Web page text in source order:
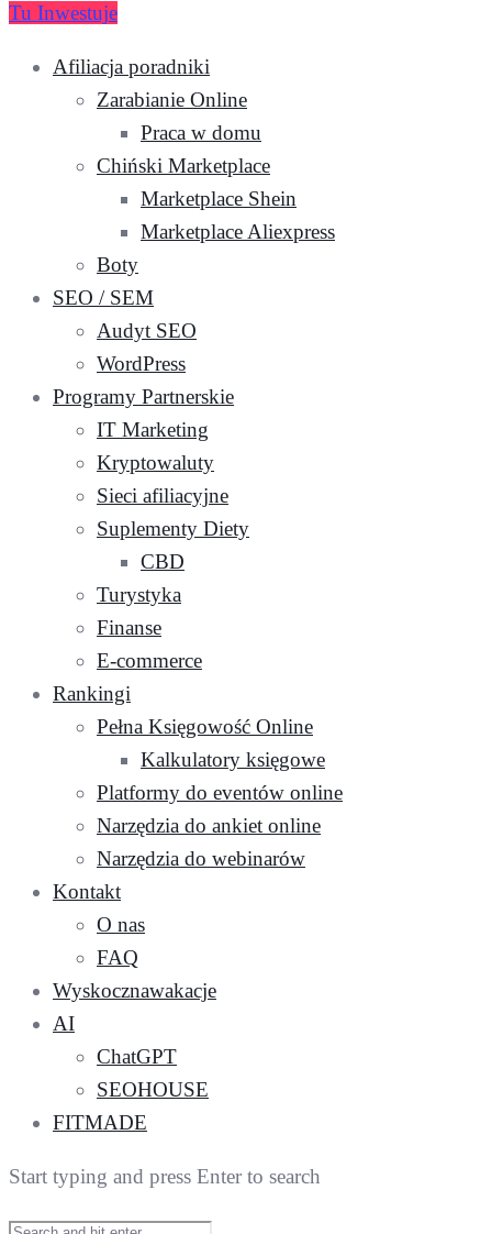
Tu Inwestuje
Afiliacja poradniki
Zarabianie Online
Praca w domu
Chiński Marketplace
Marketplace Shein
Marketplace Aliexpress
Boty
SEO / SEM
Audyt SEO
WordPress
Programy Partnerskie
IT Marketing
Kryptowaluty
Sieci afiliacyjne
Suplementy Diety
CBD
Turystyka
Finanse
E-commerce
Rankingi
Pełna Księgowość Online
Kalkulatory księgowe
Platformy do eventów online
Narzędzia do ankiet online
Narzędzia do webinarów
Kontakt
O nas
FAQ
Wyskocznawakacje
AI
ChatGPT
SEOHOUSE
FITMADE
Start typing and press Enter to search